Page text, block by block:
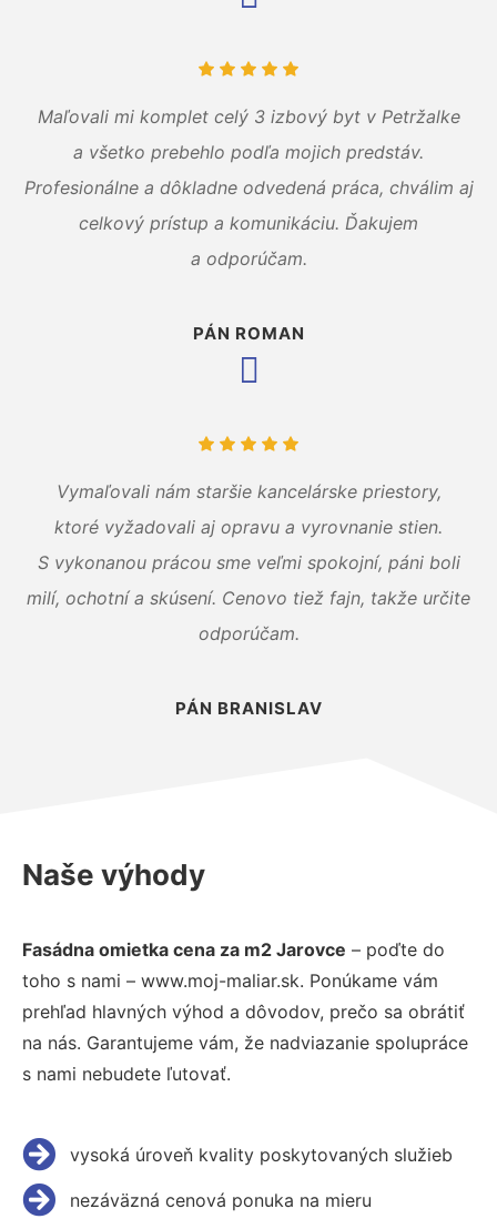
Maľovali mi komplet celý 3 izbový byt v Petržalke
a všetko prebehlo podľa mojich predstáv.
Profesionálne a dôkladne odvedená práca, chválim aj
celkový prístup a komunikáciu. Ďakujem
a odporúčam.
PÁN ROMAN
Vymaľovali nám staršie kancelárske priestory,
ktoré vyžadovali aj opravu a vyrovnanie stien.
S vykonanou prácou sme veľmi spokojní, páni boli
milí, ochotní a skúsení. Cenovo tiež fajn, takže určite
odporúčam.
PÁN BRANISLAV
Naše výhody
Fasádna omietka cena za m2 Jarovce – poďte do
toho s nami – www.moj-maliar.sk. Ponúkame vám
prehľad hlavných výhod a dôvodov, prečo sa obrátiť
na nás. Garantujeme vám, že nadviazanie spolupráce
s nami nebudete ľutovať.
vysoká úroveň kvality poskytovaných služieb
nezáväzná cenová ponuka na mieru